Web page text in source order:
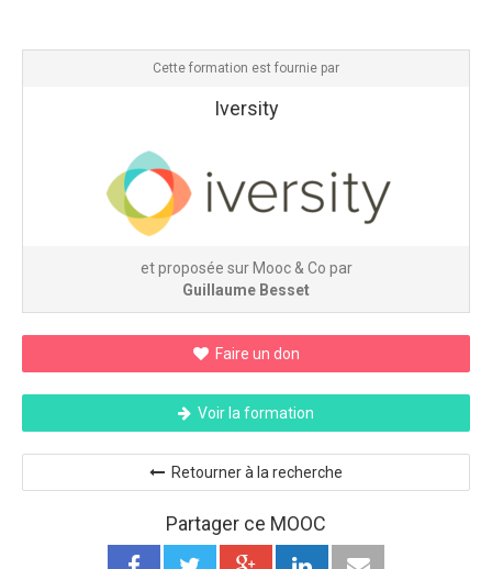
Cette formation est fournie par
Iversity
et proposée sur Mooc & Co par
Guillaume Besset
Faire un don
Voir la formation
Retourner à la recherche
Partager ce MOOC